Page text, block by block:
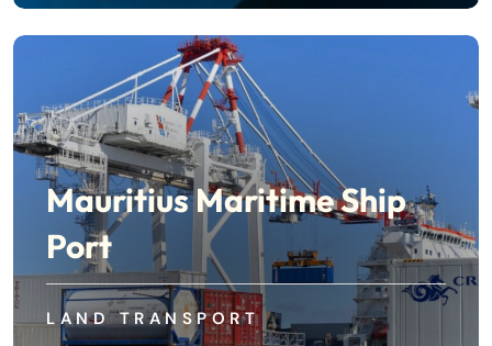
Mauritius Maritime Ship
Port
LAND TRANSPORT